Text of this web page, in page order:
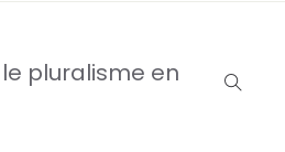
pluralisme en